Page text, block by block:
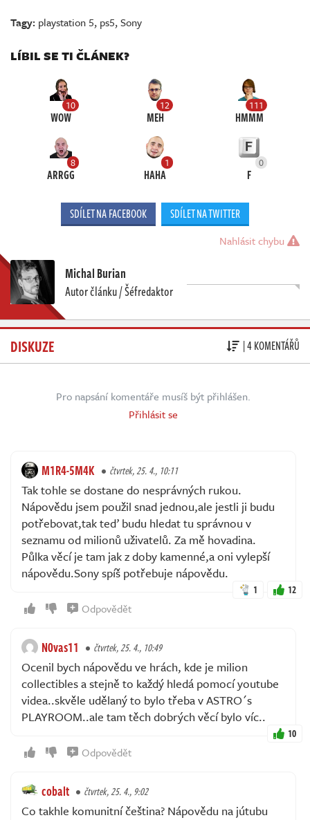
Tagy: playstation 5, ps5,Sony
LÍBIL SE TI ČLÁNEK?
10
WOW
12
MEH
111
HMMM
8
ARRGG
1
HAHA
0
F
SDÍLET NA FACEBOOK SDÍLET NA TWITTER
Nahlásit chybu
Michal Burian
Autor článku / Šéfredaktor
DISKUZE | 4 KOMENTÁŘŮ
Pro napsání komentáře musíš být přihlášen.
Přihlásit se
M1R4-5M4K čtvrtek, 25. 4., 10:11
Tak tohle se dostane do nesprávných rukou.
Nápovědu jsem použil snad jednou,ale jestli ji budu
potřebovat,tak teď budu hledat tu správnou v
seznamu od milionů uživatelů. Za mě hovadina.
Půlka věcí je tam jak z doby kamenné,a oni vylepší
nápovědu.Sony spíš potřebuje nápovědu.
1 12
Odpovědět
N0vas11 čtvrtek, 25. 4., 10:49
Ocenil bych nápovědu ve hrách, kde je milion
collectibles a stejně to každý hledá pomocí youtube
videa..skvěle udělaný to bylo třeba v ASTRO´s
PLAYROOM..ale tam těch dobrých věcí bylo víc..
10
Odpovědět
cobalt čtvrtek, 25. 4., 9:02
Co takhle komunitní čeština? Nápovědu na jútubu